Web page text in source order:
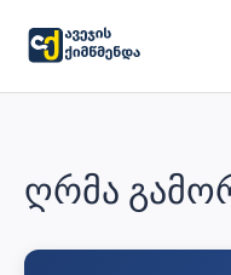
content
ღრმა